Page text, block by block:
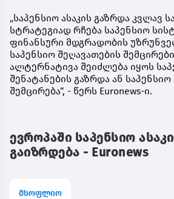
„საპენსიო ასაკის გაზრდა კვლავ
სტრატეგიად რჩება საპენსიო
ფინანსური მდგრადობის
საპენსიო შეღავათების
ალტერნატივა შეიძლება იყოს
შენატანების გაზრდა ან
შემცირება“, - წერს Euronews-ი.
ევროპაში საპენსიო
გაიზრდება - Euronews
მსოფლიო